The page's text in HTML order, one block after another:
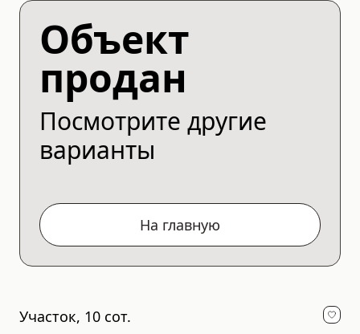
Объект
продан
Посмотрите другие
варианты
На главную
Участок, 10 сот.